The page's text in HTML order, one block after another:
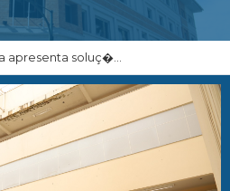
apresenta soluç�...